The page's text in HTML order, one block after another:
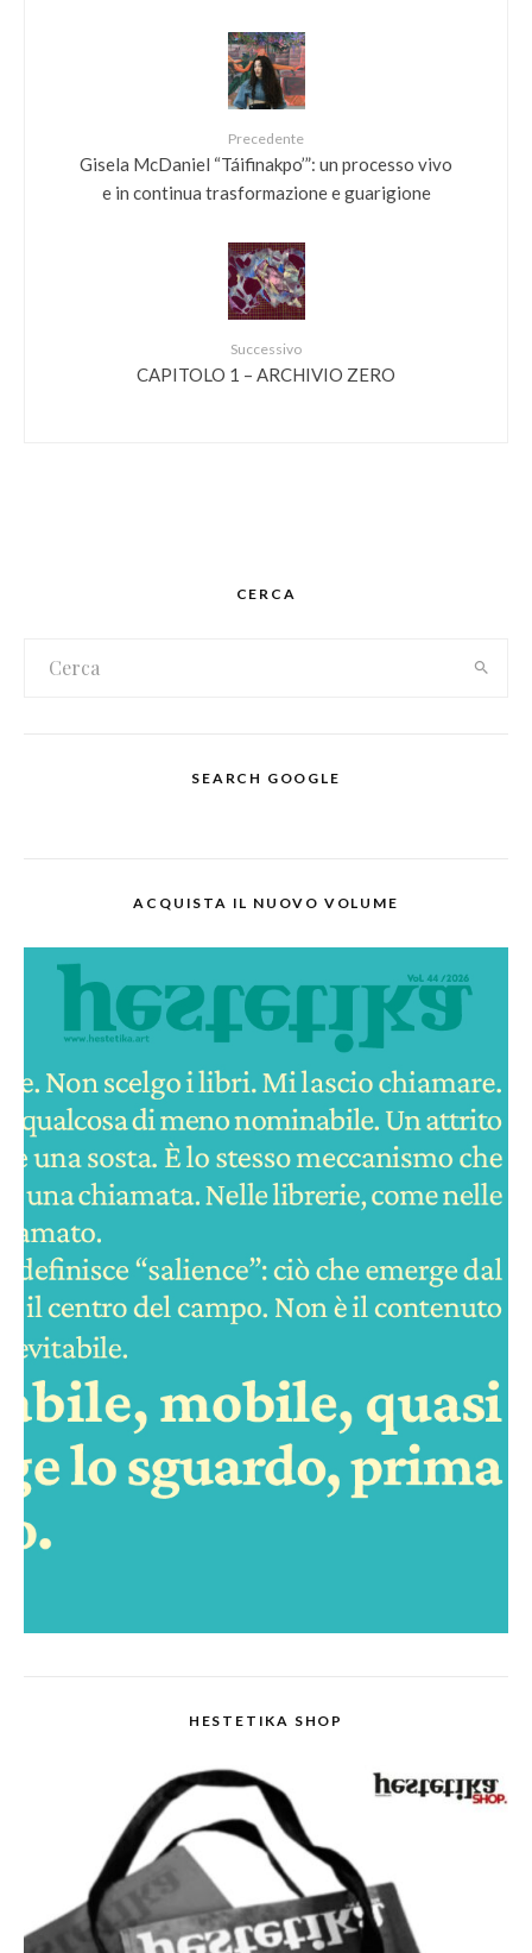
Precedente
Gisela McDaniel “Táifinakpo’”: un processo vivo
e in continua trasformazione e guarigione
Successivo
CAPITOLO 1 – ARCHIVIO ZERO
CERCA
SEARCH GOOGLE
ACQUISTA IL NUOVO VOLUME
HESTETIKA SHOP